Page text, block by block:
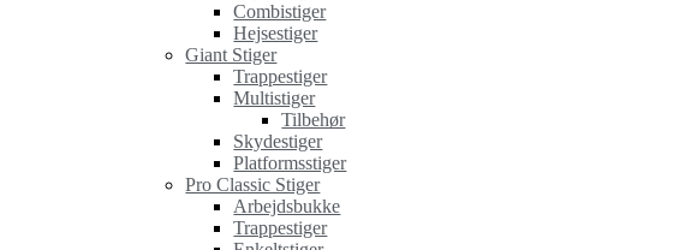
Combistiger
Hejsestiger
Giant Stiger
Trappestiger
Multistiger
Tilbehør
Skydestiger
Platformsstiger
Pro Classic Stiger
Arbejdsbukke
Trappestiger